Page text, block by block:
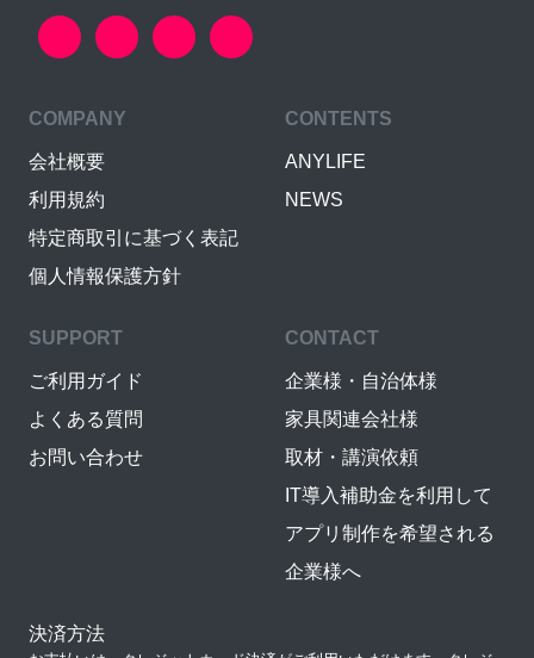
COMPANY
会社概要
利用規約
特定商取引に基づく表記
個人情報保護方針
CONTENTS
ANYLIFE
NEWS
SUPPORT
ご利用ガイド
よくある質問
お問い合わせ
CONTACT
企業様・自治体様
家具関連会社様
取材・講演依頼
IT導入補助金を利用して
アプリ制作を希望される
企業様へ
決済方法